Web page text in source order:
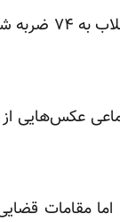
پیمان عارف به اتهام “توهین” به
عکس‌هایی
مقامات قضایی